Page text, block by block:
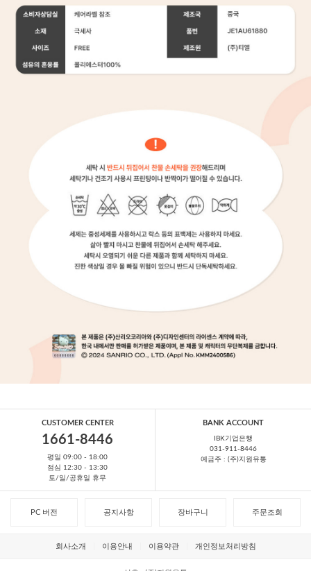
CUSTOMER CENTER
1661-8446
평일 09:00 - 18:00
점심 12:30 - 13:30
토/일/공휴일 휴무
BANK ACCOUNT
IBK기업은행
031-911-8446
예금주 : (주)지원유통
PC 버전 공지사항 장바구니 주문조회
회사소개 이용안내 이용약관 개인정보처리방침